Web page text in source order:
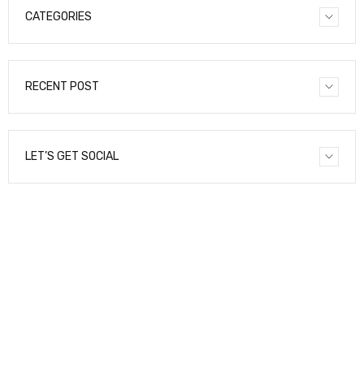
CATEGORIES
RECENT POST
LET’S GET SOCIAL